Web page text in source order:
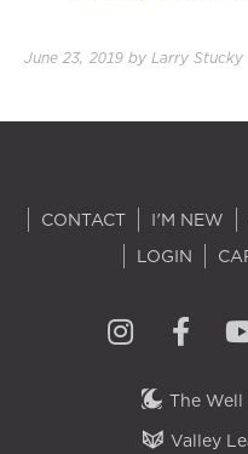
June 23, 2019 by Larry Stucky
CONTACT I'M NEW
LOGIN
The
Valley